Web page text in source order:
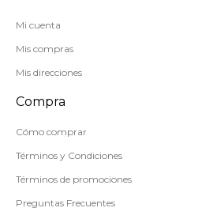
Mi cuenta
Mis compras
Mis direcciones
Compra
Cómo comprar
Términos y Condiciones
Términos de promociones
Preguntas Frecuentes